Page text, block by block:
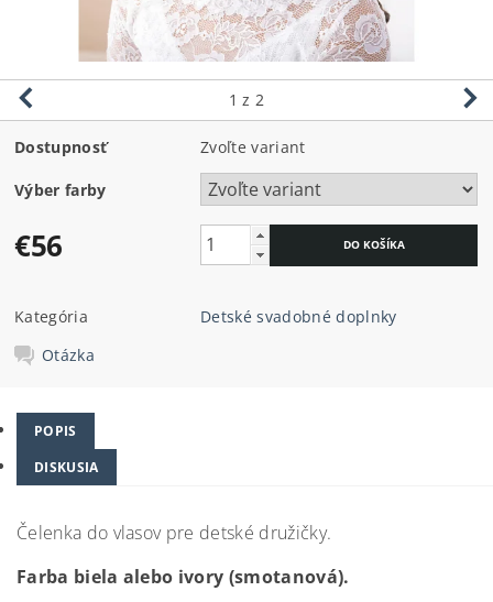
1 z 2
Dostupnosť Zvoľte variant
Výber farby
€56
Kategória
Detské svadobné doplnky
Otázka
POPIS
DISKUSIA
Čelenka do vlasov pre detské družičky.
Farba biela alebo ivory (smotanová).